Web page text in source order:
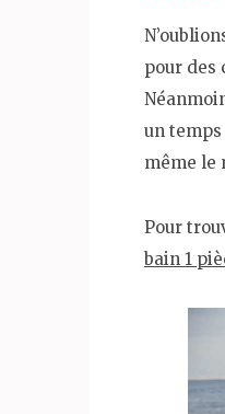
pour des
un
même le
Pour
bain 1